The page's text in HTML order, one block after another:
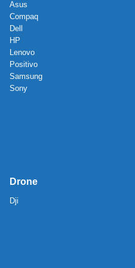
Asus
Compaq
Dell
HP
Lenovo
Positivo
Samsung
Sony
Drone
Dji